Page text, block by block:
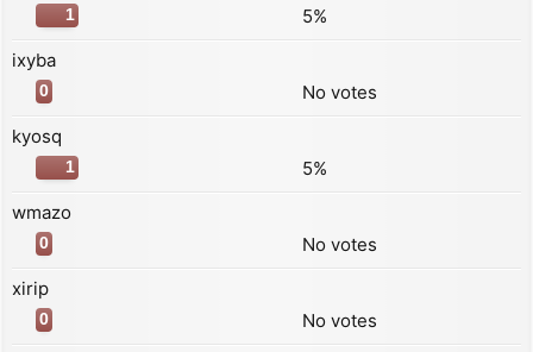
1
5%
ixyba
0
No votes
kyosq
1
5%
wmazo
0
No votes
xirip
0
No votes